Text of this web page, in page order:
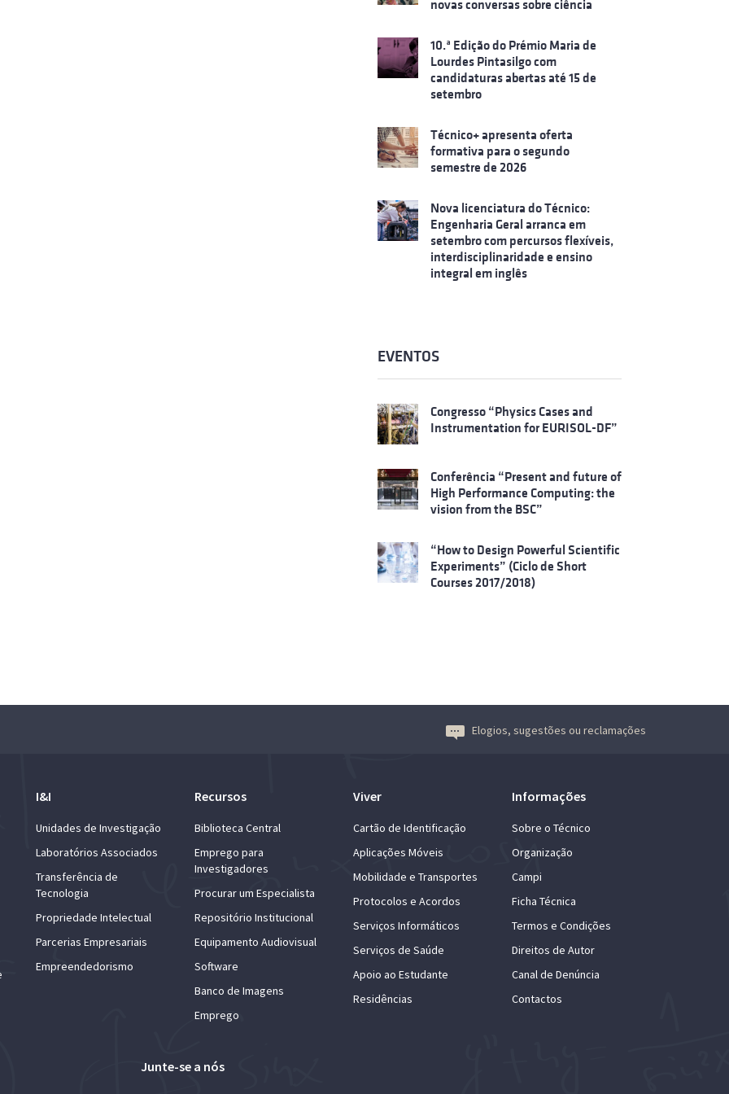
novas conversas sobre ciência
10.ª Edição do Prémio Maria de
Lourdes Pintasilgo com
candidaturas abertas até 15 de
setembro
Técnico+ apresenta oferta
formativa para o segundo
semestre de 2026
Nova licenciatura do Técnico:
Engenharia Geral arranca em
setembro com percursos flexíveis,
interdisciplinaridade e ensino
integral em inglês
EVENTOS
Congresso “Physics Cases and
Instrumentation for EURISOL-DF”
Conferência “Present and future of
High Performance Computing: the
vision from the BSC”
“How to Design Powerful Scientific
Experiments” (Ciclo de Short
Courses 2017/2018)
Elogios, sugestões ou reclamações
I&I
Unidades de Investigação
Laboratórios Associados
Transferência de
Tecnologia
Propriedade Intelectual
Parcerias Empresariais
Empreendedorismo
Recursos
Biblioteca Central
Emprego para
Investigadores
Procurar um Especialista
Repositório Institucional
Equipamento Audiovisual
Software
Banco de Imagens
Emprego
Viver
Cartão de Identificação
Aplicações Móveis
Mobilidade e Transportes
Protocolos e Acordos
Serviços Informáticos
Serviços de Saúde
Apoio ao Estudante
Residências
Informações
Sobre o Técnico
Organização
Campi
Ficha Técnica
Termos e Condições
Direitos de Autor
Canal de Denúncia
Contactos
Junte-se a nós